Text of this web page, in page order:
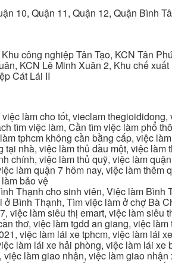
10, Quận 11, Quận 12, Quận Bình
công nghiệp Tân Tạo, KCN Tân
KCN Lê Minh Xuân 2, Khu chế
Cát Lái II
làm cho tốt, vieclam
tìm việc làm, Cần tìm việc làm phổ
tphcm không cần bằng cấp, việc
nhà, việc làm thủ dầu một, việc làm
chính, việc làm thủ quỹ, việc làm
làm quận 7 hôm nay, việc làm thêm
bảo vệ
Thạnh cho sinh viên, Việc làm Bình
Bình Thạnh, Tìm việc làm ở chợ Bà
việc làm siêu thị emart, việc làm siêu
thơ, việc làm tgdd an giang, việc
việc làm lái xe tphcm, việc làm lái
làm lái xe hải phòng, việc làm lái xe
làm giao nhận, việc làm giao